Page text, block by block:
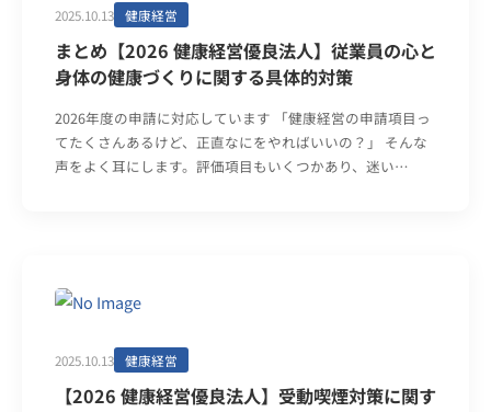
2025.10.13 健康経営
まとめ【2026 健康経営優良法人】従業員の心と
身体の健康づくりに関する具体的対策
2026年度の申請に対応しています 「健康経営の申請項目っ
てたくさんあるけど、正直なにをやればいいの？」 そんな
声をよく耳にします。評価項目もいくつかあり、迷い…
2025.10.13 健康経営
【2026 健康経営優良法人】受動喫煙対策に関す